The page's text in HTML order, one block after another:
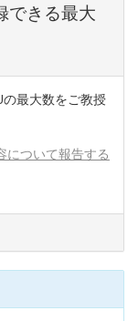
できる最大
の最大数をご教授
について報告する